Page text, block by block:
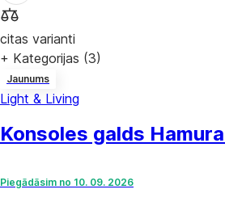
citas varianti
+ Kategorijas (3)
Jaunums
Light & Living
Konsoles galds Hamura
Piegādāsim no 10. 09. 2026